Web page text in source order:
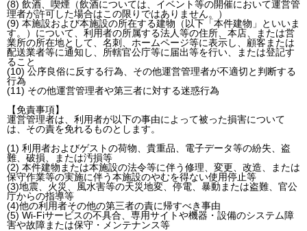
(8) 飲酒、喫煙（飲酒については、イベント等の開催において運営管
理者が許可した場合はこの限りではありません。）
(9) 本施設および本施設の所在する建物（以下「本件建物」といいま
す。）について、利用者の所属する法人等の住所、本店、または営
業所の所在地として、名刺、ホームページ等に表示し、顧客または
配送業者等に通知し、所轄官公庁等に届出等を行い、または登記す
ること
(10) 公序良俗に反する行為、その他運営管理者が不適切と判断する
行為
(11) その他運営管理者や第三者に対する迷惑行為
【免責事項】
運営管理者は、利用者が以下の事由によって被った損害について
は、その責を免れるものとします。
(1) 利用者およびゲストの荷物、貴重品、電子データ等の紛失、盗
難、破損、または汚損等
(2) 本件建物または本施設の法令等に伴う修理、変更、改造、または
保守作業等の実施に伴う本施設のやむを得ない使用停止等
(3)地震、火災、風水害等の天災地変、停電、暴動または盗難、官公
庁からの指導等
(4)他の利用者その他の第三者の責に帰すべき事由
(5) Wi-Fiサービスの不具合、専用サイトや機器・設備のシステム障
害や故障または保守・メンテナンス等